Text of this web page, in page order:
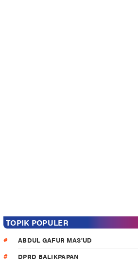
TOPIK POPULER
ABDUL GAFUR MAS'UD
DPRD BALIKPAPAN